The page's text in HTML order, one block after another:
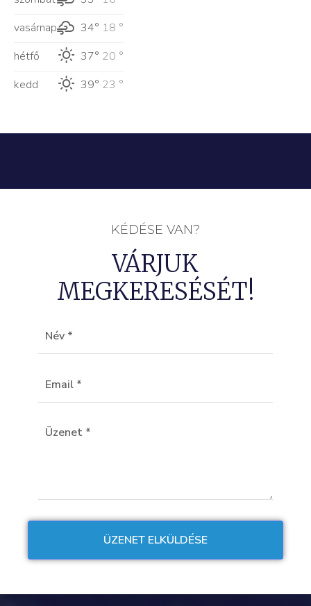
vasárnap
34° 18 °
hétfő
37° 20 °
kedd
39° 23 °
KÉDÉSE VAN?
VÁRJUK
MEGKERESÉSÉT!